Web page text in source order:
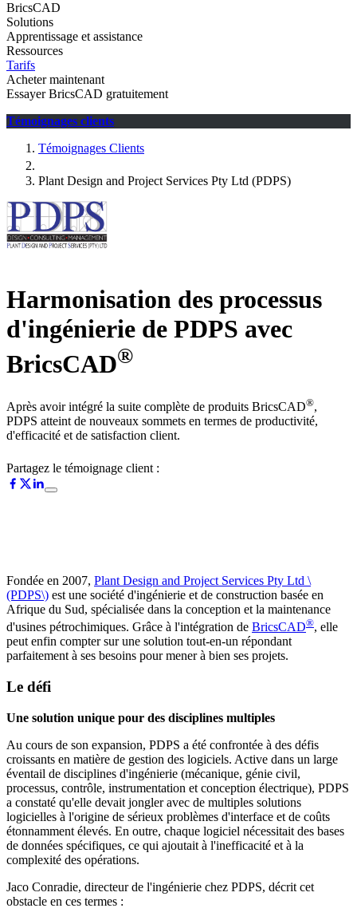
BricsCAD
Solutions
Apprentissage et assistance
Ressources
Tarifs
Acheter maintenant
Essayer BricsCAD gratuitement
Témoignages clients
Témoignages Clients
Plant Design and Project Services Pty Ltd (PDPS)
Harmonisation des processus
d'ingénierie de PDPS avec
BricsCAD®
Après avoir intégré la suite complète de produits BricsCAD®,
PDPS atteint de nouveaux sommets en termes de productivité,
d'efficacité et de satisfaction client.
Partagez le témoignage client :
Fondée en 2007, Plant Design and Project Services Pty Ltd \
(PDPS\) est une société d'ingénierie et de construction basée en
Afrique du Sud, spécialisée dans la conception et la maintenance
d'usines pétrochimiques. Grâce à l'intégration de BricsCAD®, elle
peut enfin compter sur une solution tout-en-un répondant
parfaitement à ses besoins pour mener à bien ses projets.
Le défi
Une solution unique pour des disciplines multiples
Au cours de son expansion, PDPS a été confrontée à des défis
croissants en matière de gestion des logiciels. Active dans un large
éventail de disciplines d'ingénierie (mécanique, génie civil,
processus, contrôle, instrumentation et conception électrique), PDPS
a constaté qu'elle devait jongler avec de multiples solutions
logicielles à l'origine de sérieux problèmes d'interface et de coûts
étonnamment élevés. En outre, chaque logiciel nécessitait des bases
de données spécifiques, ce qui ajoutait à l'inefficacité et à la
complexité des opérations.
Jaco Conradie, directeur de l'ingénierie chez PDPS, décrit cet
obstacle en ces termes :